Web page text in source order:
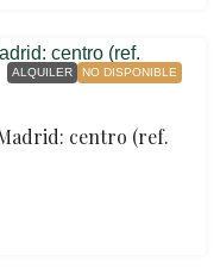
ALQUILER NO DISPONIBLE
centro (ref.